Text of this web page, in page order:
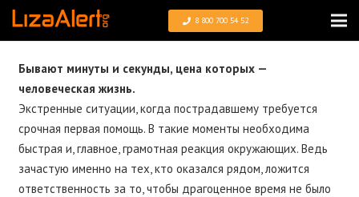
8 800 700 54 52
Бывают минуты и секунды, цена которых —
человеческая жизнь.
Экстренные ситуации, когда пострадавшему требуется
срочная первая помощь. В такие моменты необходима
быстрая и, главное, грамотная реакция окружающих. Ведь
зачастую именно на тех, кто оказался рядом, ложится
ответственность за то, чтобы драгоценное время не было